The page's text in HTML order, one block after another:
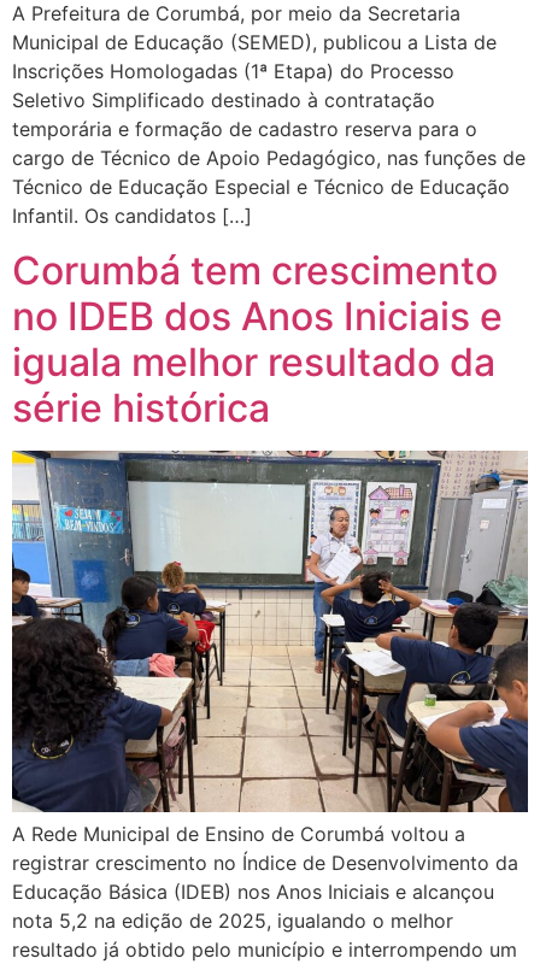
A Prefeitura de Corumbá, por meio da Secretaria
Municipal de Educação (SEMED), publicou a Lista de
Inscrições Homologadas (1ª Etapa) do Processo
Seletivo Simplificado destinado à contratação
temporária e formação de cadastro reserva para o
cargo de Técnico de Apoio Pedagógico, nas funções de
Técnico de Educação Especial e Técnico de Educação
Infantil. Os candidatos […]
Corumbá tem crescimento
no IDEB dos Anos Iniciais e
iguala melhor resultado da
série histórica
A Rede Municipal de Ensino de Corumbá voltou a
registrar crescimento no Índice de Desenvolvimento da
Educação Básica (IDEB) nos Anos Iniciais e alcançou
nota 5,2 na edição de 2025, igualando o melhor
resultado já obtido pelo município e interrompendo um